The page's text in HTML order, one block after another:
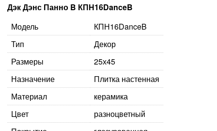
Дэк Дэнс Панно B КПН16DanceB
Модель
КПН16DanceB
Тип
Декор
Размеры
25х45
Назначение
Плитка настенная
Материал
керамика
Цвет
разноцветный